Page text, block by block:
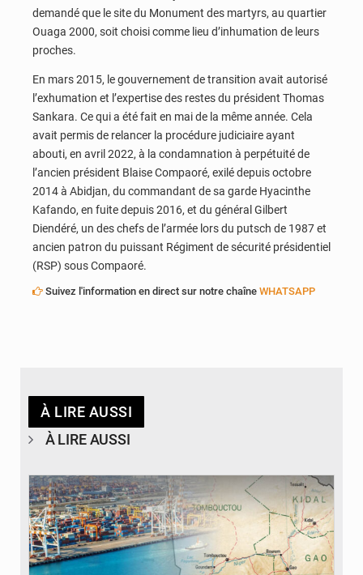
demandé que le site du Monument des martyrs, au quartier
Ouaga 2000, soit choisi comme lieu d’inhumation de leurs
proches.
En mars 2015, le gouvernement de transition avait autorisé
l’exhumation et l’expertise des restes du président Thomas
Sankara. Ce qui a été fait en mai de la même année. Cela
avait permis de relancer la procédure judiciaire ayant
abouti, en avril 2022, à la condamnation à perpétuité de
l’ancien président Blaise Compaoré, exilé depuis octobre
2014 à Abidjan, du commandant de sa garde Hyacinthe
Kafando, en fuite depuis 2016, et du général Gilbert
Diendéré, un des chefs de l’armée lors du putsch de 1987 et
ancien patron du puissant Régiment de sécurité présidentiel
(RSP) sous Compaoré.
Suivez l'information en direct sur notre chaîne WHATSAPP
À LIRE AUSSI
À LIRE AUSSI
© JDM